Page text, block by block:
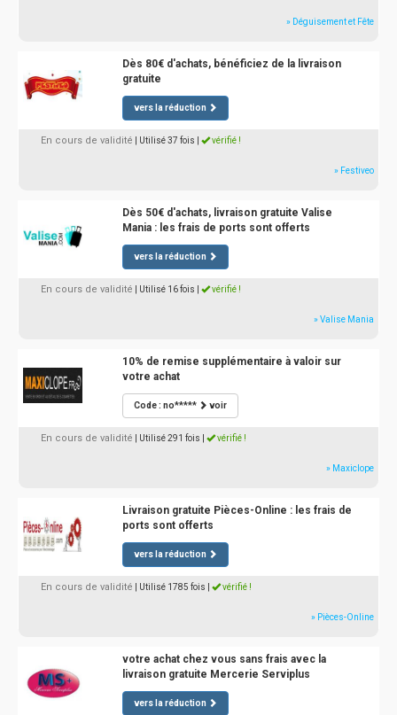
» Déguisement et Fête
Dès 80€ d'achats, bénéficiez de la livraison
gratuite
vers la réduction
En cours de validité | Utilisé 37 fois vérifié !
» Festiveo
Dès 50€ d'achats, livraison gratuite Valise
Mania : les frais de ports sont offerts
vers la réduction
En cours de validité | Utilisé 16 fois vérifié !
» Valise Mania
10% de remise supplémentaire à valoir sur
votre achat
Code : no***** voir
En cours de validité | Utilisé 291 fois vérifié !
» Maxiclope
Livraison gratuite Pièces-Online : les frais de
ports sont offerts
vers la réduction
En cours de validité | Utilisé 1785 fois vérifié !
» Pièces-Online
votre achat chez vous sans frais avec la
livraison gratuite Mercerie Serviplus
vers la réduction